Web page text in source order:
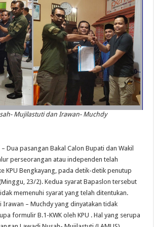
Mujilastuti dan Irawan- Muchdy
– Dua pasangan Bakal Calon Bupati dan Wakil
perseorangan atau independen telah
KPU Bengkayang, pada detik-detik penutup
23/2). Kedua syarat Bapaslon tersebut
memenuhi syarat yang telah ditentukan.
Irawan – Muchdy yang dinyatakan tidak
formulir B.1-KWK oleh KPU . Hal yang serupa